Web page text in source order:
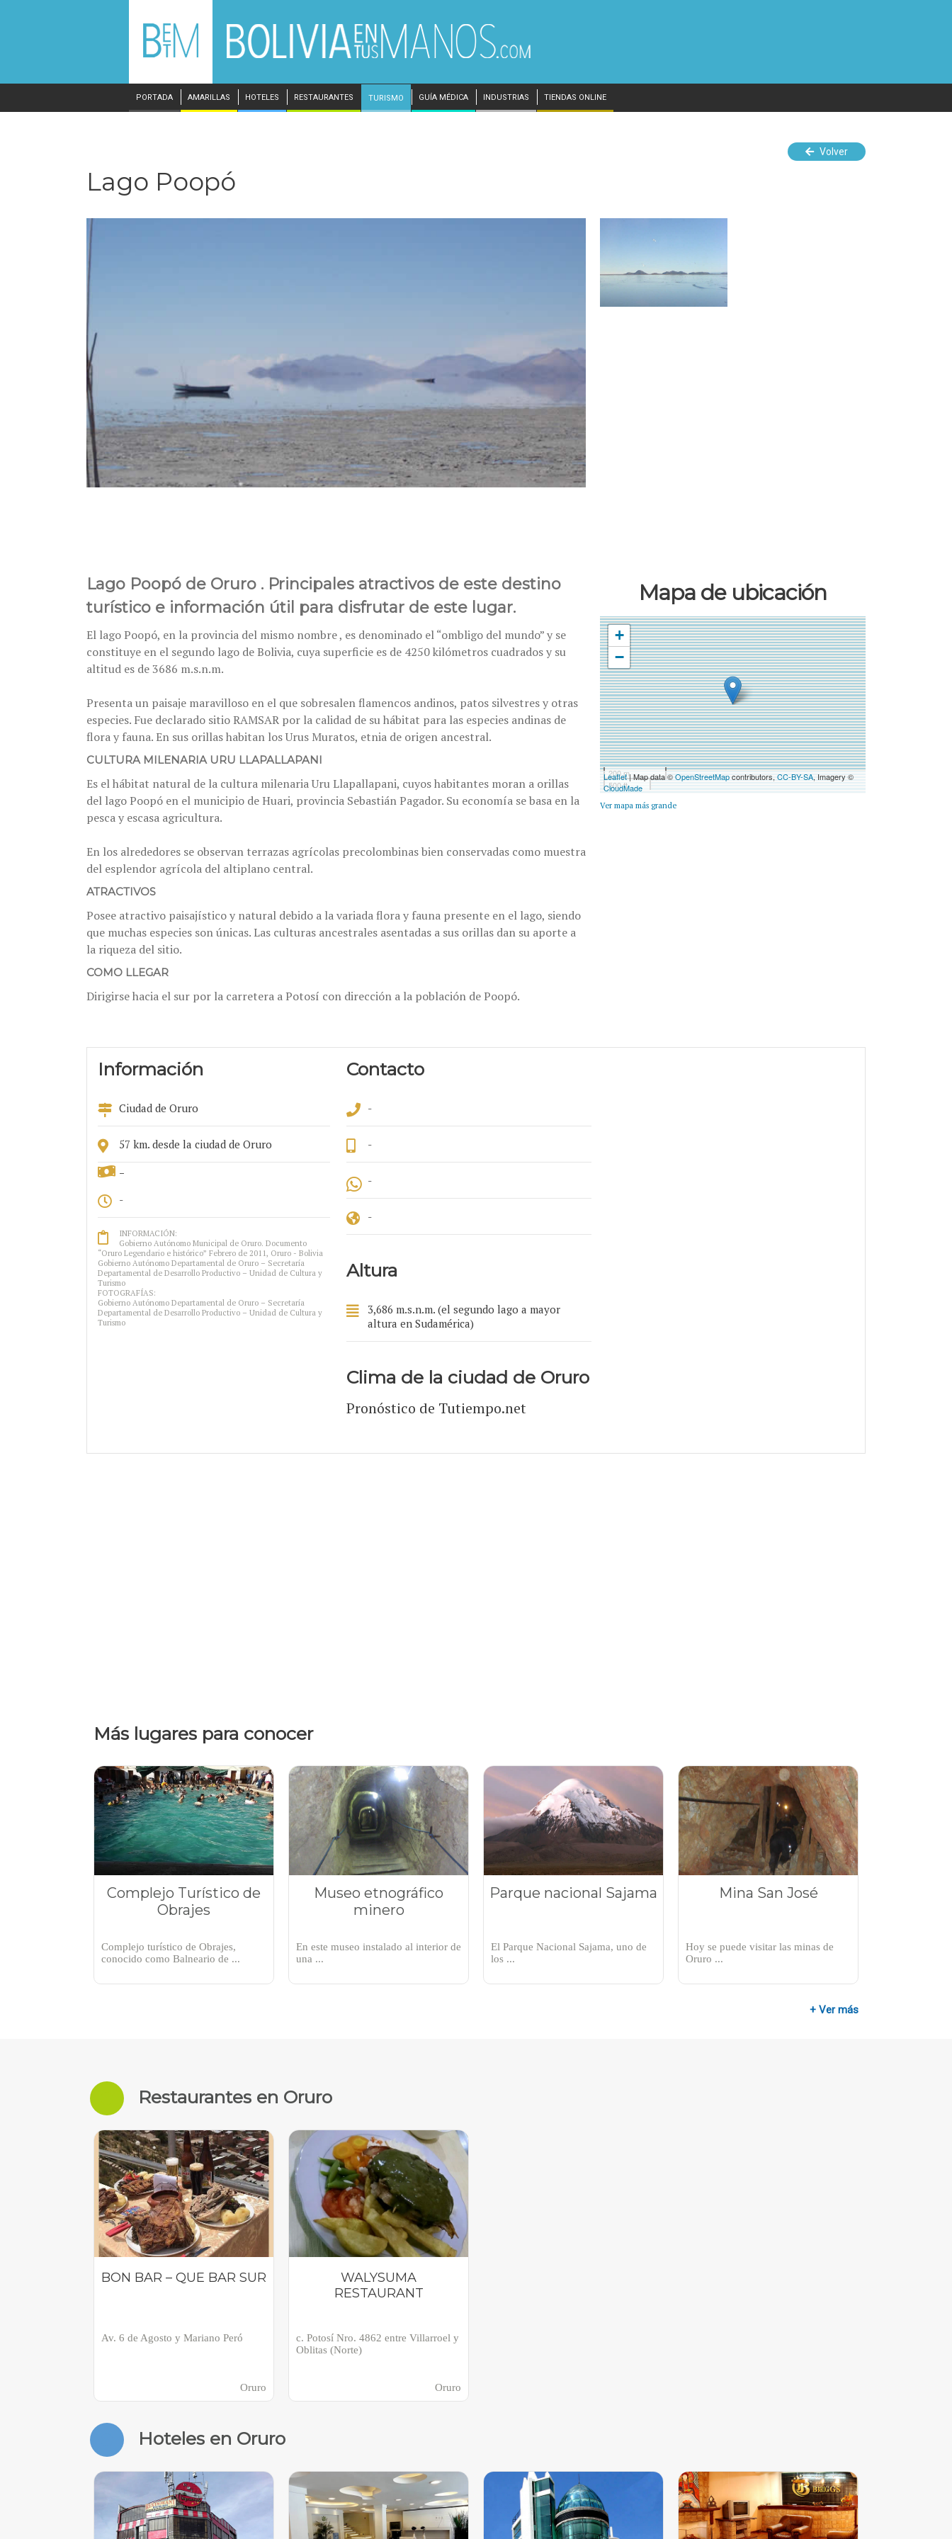
PORTADA AMARILLAS HOTELES RESTAURANTES TURISMO GUÍA MÉDICA INDUSTRIAS TIENDAS ONLINE
Volver
Lago Poopó
Lago Poopó de Oruro . Principales atractivos de este destino
turístico e información útil para disfrutar de este lugar.
El lago Poopó, en la provincia del mismo nombre , es denominado el “ombligo del mundo” y se
constituye en el segundo lago de Bolivia, cuya superficie es de 4250 kilómetros cuadrados y su
altitud es de 3686 m.s.n.m.
Presenta un paisaje maravilloso en el que sobresalen flamencos andinos, patos silvestres y otras
especies. Fue declarado sitio RAMSAR por la calidad de su hábitat para las especies andinas de
flora y fauna. En sus orillas habitan los Urus Muratos, etnia de origen ancestral.
CULTURA MILENARIA URU LLAPALLAPANI
Es el hábitat natural de la cultura milenaria Uru Llapallapani, cuyos habitantes moran a orillas
del lago Poopó en el municipio de Huari, provincia Sebastián Pagador. Su economía se basa en la
pesca y escasa agricultura.
En los alrededores se observan terrazas agrícolas precolombinas bien conservadas como muestra
del esplendor agrícola del altiplano central.
ATRACTIVOS
Posee atractivo paisajístico y natural debido a la variada flora y fauna presente en el lago, siendo
que muchas especies son únicas. Las culturas ancestrales asentadas a sus orillas dan su aporte a
la riqueza del sitio.
COMO LLEGAR
Dirigirse hacia el sur por la carretera a Potosí con dirección a la población de Poopó.
Mapa de ubicación
+
−
200 m
500 ft
Leaflet| Map data ©OpenStreetMapcontributors, CC-BY-SA, Imagery ©
CloudMade
Ver mapa más grande
Información
Ciudad de Oruro
57 km. desde la ciudad de Oruro
-
-
INFORMACIÓN:
Gobierno Autónomo Municipal de Oruro. Documento
“Oruro Legendario e histórico” Febrero de 2011, Oruro - Bolivia
Gobierno Autónomo Departamental de Oruro – Secretaría
Departamental de Desarrollo Productivo – Unidad de Cultura y
Turismo
FOTOGRAFÍAS:
Gobierno Autónomo Departamental de Oruro – Secretaría
Departamental de Desarrollo Productivo – Unidad de Cultura y
Turismo
Contacto
-
-
-
-
Altura
3,686 m.s.n.m. (el segundo lago a mayor
altura en Sudamérica)
Clima de la ciudad de Oruro
Pronóstico de Tutiempo.net
Más lugares para conocer
Complejo Turístico de
Obrajes
Complejo turístico de Obrajes,
conocido como Balneario de ...
Museo etnográfico
minero
En este museo instalado al interior de
una ...
Parque nacional Sajama
El Parque Nacional Sajama, uno de
los ...
Mina San José
Hoy se puede visitar las minas de
Oruro ...
+ Ver más
Restaurantes en Oruro
BON BAR – QUE BAR SUR
Av. 6 de Agosto y Mariano Peró
Oruro
WALYSUMA
RESTAURANT
c. Potosí Nro. 4862 entre Villarroel y
Oblitas (Norte)
Oruro
Hoteles en Oruro